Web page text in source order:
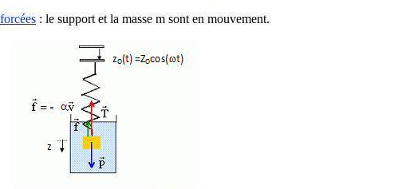
: le support et la masse m sont en mouvement.